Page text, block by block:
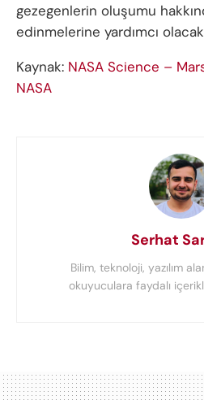
gezegenlerin oluşumu
edinmelerine yardımcı
Kaynak: NASA Science –
NASA
Serhat
Bilim, teknoloji, yazılım
okuyuculara faydalı